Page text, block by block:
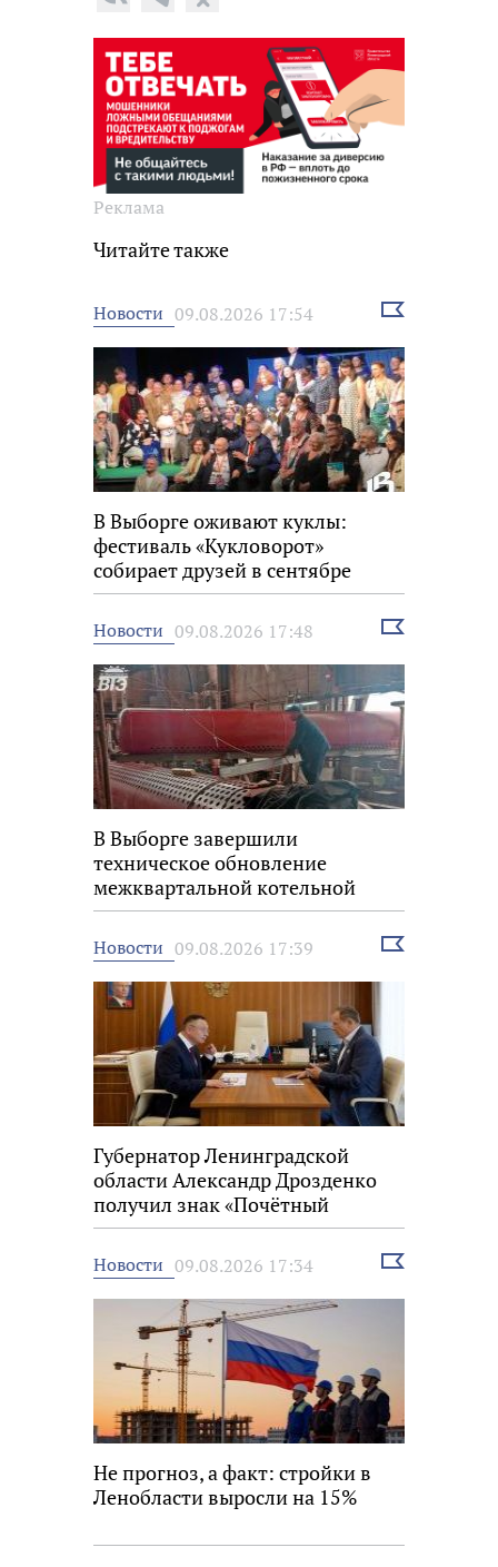
Реклама
Читайте также
Новости 09.08.2026 17:54
Выбрать
В Выборге оживают куклы:
фестиваль «Кукловорот»
собирает друзей в сентябре
Новости 09.08.2026 17:48
Выбрать
В Выборге завершили
техническое обновление
межквартальной котельной
Новости 09.08.2026 17:39
Выбрать
Губернатор Ленинградской
области Александр Дрозденко
получил знак «Почётный
строитель России»
Новости 09.08.2026 17:34
Выбрать
Не прогноз, а факт: стройки в
Ленобласти выросли на 15%